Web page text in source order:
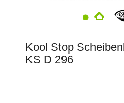
Kool Stop
KS D 296